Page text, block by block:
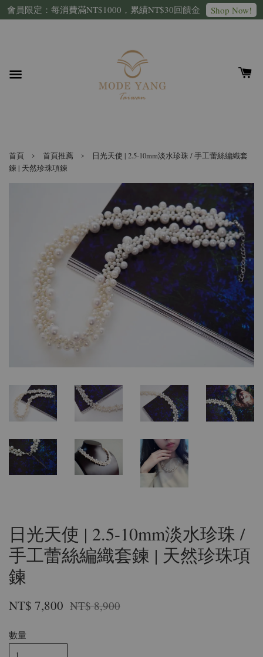
會員限定：每消費滿NT$1000，累績NT$30回饋金 Shop Now!
首頁 › 首頁推薦 ›
日光天使 | 2.5-10mm淡水珍珠 / 手工蕾絲編織套
鍊 | 天然珍珠項鍊
日光天使 | 2.5-10mm淡水珍珠 /
手工蕾絲編織套鍊 | 天然珍珠項
鍊
NT$ 7,800 NT$ 8,900
數量